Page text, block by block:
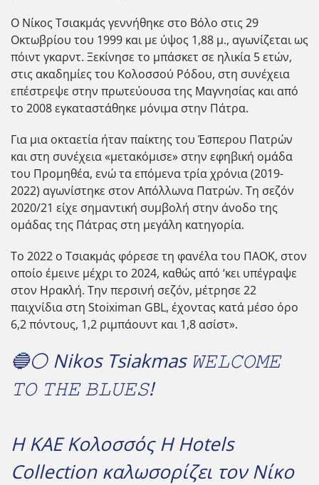
Ο Νίκος Τσιακμάς γεννήθηκε στο Βόλο στις 29
Οκτωβρίου του 1999 και με ύψος 1,88 μ., αγωνίζεται ως
πόιντ γκαρντ. Ξεκίνησε το μπάσκετ σε ηλικία 5 ετών,
στις ακαδημίες του Κολοσσού Ρόδου, στη συνέχεια
επέστρεψε στην πρωτεύουσα της Μαγνησίας και από
το 2008 εγκαταστάθηκε μόνιμα στην Πάτρα.
Για μια οκταετία ήταν παίκτης του Έσπερου Πατρών
και στη συνέχεια «μετακόμισε» στην εφηβική ομάδα
του Προμηθέα, ενώ τα επόμενα τρία χρόνια (2019-
2022) αγωνίστηκε στον Απόλλωνα Πατρών. Τη σεζόν
2020/21 είχε σημαντική συμβολή στην άνοδο της
ομάδας της Πάτρας στη μεγάλη κατηγορία.
Το 2022 ο Τσιακμάς φόρεσε τη φανέλα του ΠΑΟΚ, στον
οποίο έμεινε μέχρι το 2024, καθώς από ‘κει υπέγραψε
στον Ηρακλή. Την περσινή σεζόν, μέτρησε 22
παιχνίδια στη Stoiximan GBL, έχοντας κατά μέσο όρο
6,2 πόντους, 1,2 ριμπάουντ και 1,8 ασίστ».
🔵⚪️ Nikos Tsiakmas 𝚆𝙴𝙻𝙲𝙾𝙼𝙴
𝚃𝙾 𝚃𝙷𝙴 𝙱𝙻𝚄𝙴𝚂!
Η ΚΑΕ Κολοσσός H Hotels
Collection καλωσορίζει τον Νίκο